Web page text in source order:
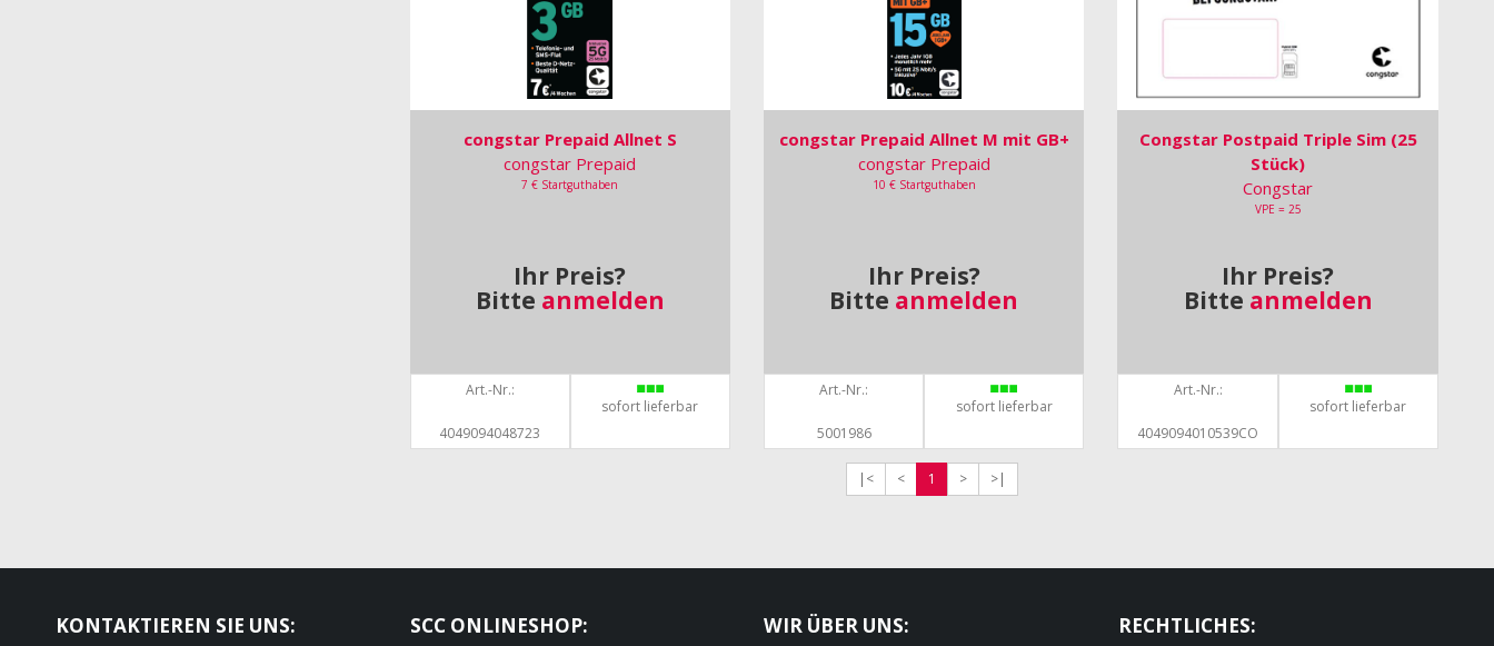
congstar Prepaid Allnet S
congstar Prepaid
7 € Startguthaben
Ihr Preis?
Bitte anmelden
Art.-Nr.:
4049094048723
sofort lieferbar
congstar Prepaid Allnet M mit GB+
congstar Prepaid
10 € Startguthaben
Ihr Preis?
Bitte anmelden
Art.-Nr.:
5001986
sofort lieferbar
Congstar Postpaid Triple Sim (25
Stück)
Congstar
VPE = 25
Ihr Preis?
Bitte anmelden
Art.-Nr.:
4049094010539CO
sofort lieferbar
|< < 1 > >|
KONTAKTIEREN SIE UNS: SCC ONLINESHOP: WIR ÜBER UNS: RECHTLICHES: